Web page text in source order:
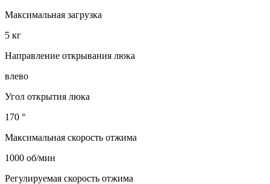
Максимальная загрузка
5 кг
Направление открывания люка
влево
Угол открытия люка
170 °
Максимальная скорость отжима
1000 об/мин
Регулируемая скорость отжима